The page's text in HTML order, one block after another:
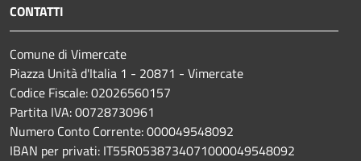
CONTATTI
Comune di Vimercate
Piazza Unità d'Italia 1 - 20871 - Vimercate
Codice Fiscale: 02026560157
Partita IVA: 00728730961
Numero Conto Corrente: 000049548092
IBAN per privati: IT55R0538734071000049548092